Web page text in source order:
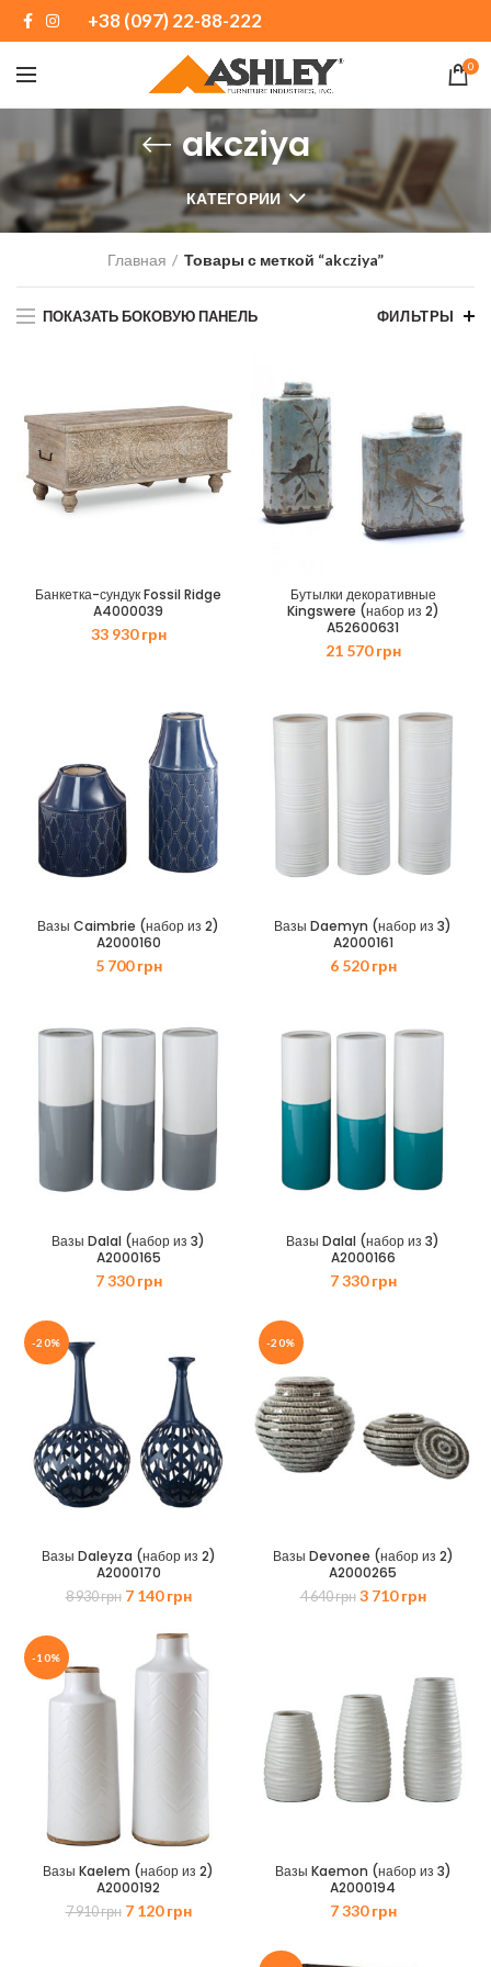
+38 (097) 22-88-222
0
akcziya
КАТЕГОРИИ
Главная Товары с меткой “akcziya”
ПОКАЗАТЬ БОКОВУЮ ПАНЕЛЬ ФИЛЬТРЫ
Банкетка-сундук Fossil Ridge
A4000039
33 930грн
Бутылки декоративные
Kingswere (набор из 2)
A52600631
21 570грн
Вазы Caimbrie (набор из 2)
A2000160
5 700грн
Вазы Daemyn (набор из 3)
A2000161
6 520грн
Вазы Dalal (набор из 3)
A2000165
7 330грн
Вазы Dalal (набор из 3)
A2000166
7 330грн
-20%
Вазы Daleyza (набор из 2)
A2000170
8 930грн Первоначальная
составляла
930 грн.
7 140грнТекущая
140 грн.
-20%
Вазы Devonee (набор из 2)
A2000265
4 640грн Первоначальная
3 710грнТекущая
-10%
Вазы Kaelem (набор из 2)
A2000192
7 910грн Первоначальная
7 120грнТекущая
Вазы Kaemon (набор из 3)
A2000194
7 330грн